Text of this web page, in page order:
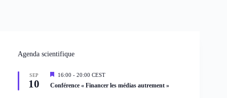
Agenda scientifique
SEP
10
M
s
16:00 - 20:00 CEST
Conférence « Financer les médias autrement »